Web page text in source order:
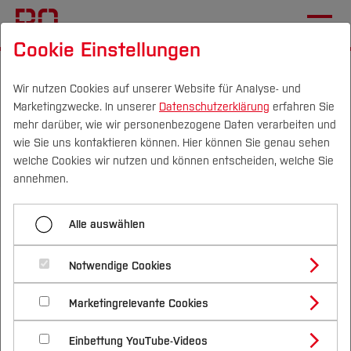
Campus Personen DE|EN Quicklinks
Studium
Studienangebote
Bachelorstudiengänge
Masterstudiengänge
Vor dem Studium
Bewerben & Einschreiben
Bewerbungsportal
Im Studium
Studienbüros und Prüfungen
Nach dem Studium
Forschung & Transfer
Profil
Forschungs- und Transferprofil
Schwerpunkte (FuT)
Beratung & Förderung
Nachhaltigkeit
Nachhaltigkeit studieren
International
Forschung und Entwicklung
NFDI4Earth
Menü aufklappen
DiKomAll
KomMonitor
NFDI4Earth
RTK-UAV
NFDI4Earth
Ansprechpartner an der Hochschule Bochum:
Prof. Dr. Carsten Keßler
Farzaneh Sadeghi
Fördermittelgeber: Deutsche
Forschungsgemeinschaft (DFG)
Cookie Einstellungen
Wir nutzen Cookies auf unserer Website für Analyse- und
Marketingzwecke. In unserer Datenschutzerklärung erfahren Sie
mehr darüber, wie wir personenbezogene Daten verarbeiten und
wie Sie uns kontaktieren können. Hier können Sie genau sehen
welche Cookies wir nutzen und können entscheiden, welche Sie
annehmen.
Alle auswählen
Notwendige Cookies
Marketingrelevante Cookies
Einbettung YouTube-Videos